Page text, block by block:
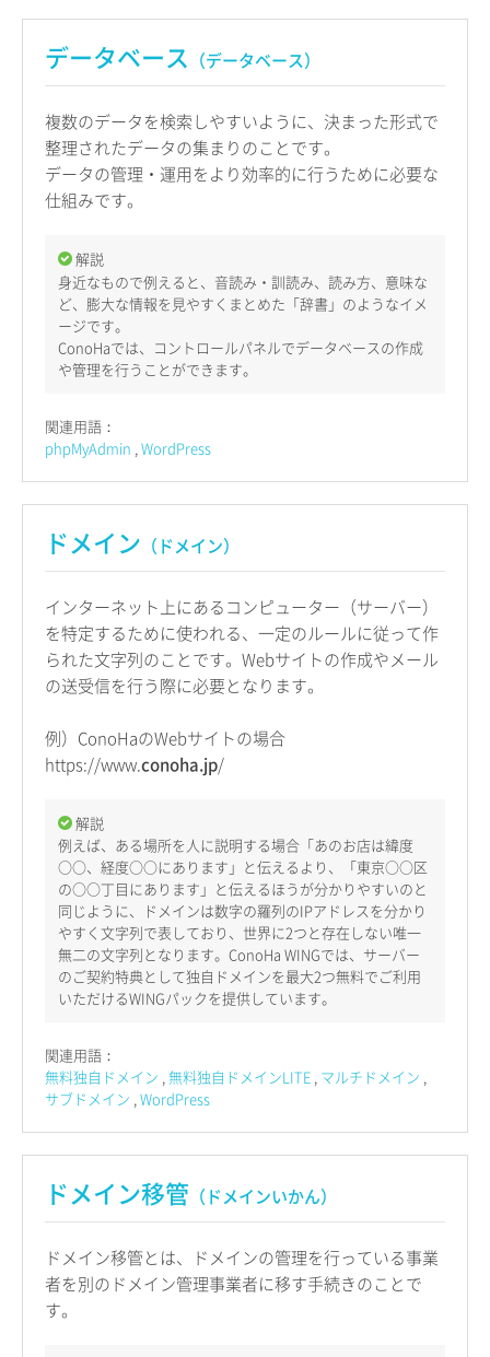
データベース （データベース）
複数のデータを検索しやすいように、決まった形式で
整理されたデータの集まりのことです。
データの管理・運用をより効率的に行うために必要な
仕組みです。
解説
身近なもので例えると、音読み・訓読み、読み方、意味な
ど、膨大な情報を見やすくまとめた「辞書」のようなイメ
ージです。
ConoHaでは、コントロールパネルでデータベースの作成
や管理を行うことができます。
関連用語：
phpMyAdmin WordPress
ドメイン （ドメイン）
インターネット上にあるコンピューター（サーバー）
を特定するために使われる、一定のルールに従って作
られた文字列のことです。Webサイトの作成やメール
の送受信を行う際に必要となります。
例）ConoHaのWebサイトの場合
https://www.conoha.jp/
解説
例えば、ある場所を人に説明する場合「あのお店は緯度
○○、経度○○にあります」と伝えるより、「東京○○区
の○○丁目にあります」と伝えるほうが分かりやすいのと
同じように、ドメインは数字の羅列のIPアドレスを分かり
やすく文字列で表しており、世界に2つと存在しない唯一
無二の文字列となります。ConoHa WINGでは、サーバー
のご契約特典として独自ドメインを最大2つ無料でご利用
いただけるWINGパックを提供しています。
関連用語：
無料独自ドメイン 無料独自ドメインLITE マルチドメイン
サブドメイン WordPress
ドメイン移管 （ドメインいかん）
ドメイン移管とは、ドメインの管理を行っている事業
者を別のドメイン管理事業者に移す手続きのことで
す。